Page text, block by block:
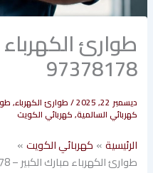
طوارئ الكهرباء
97378178
ديسمبر 22, 2025 /طوارئ الكهرباء,
كهربائي السالمية,كهربائي الكويت
الرئيسية
كهربائي الكويت
طوارئ الكهرباء مبارك الكبير – 97378178